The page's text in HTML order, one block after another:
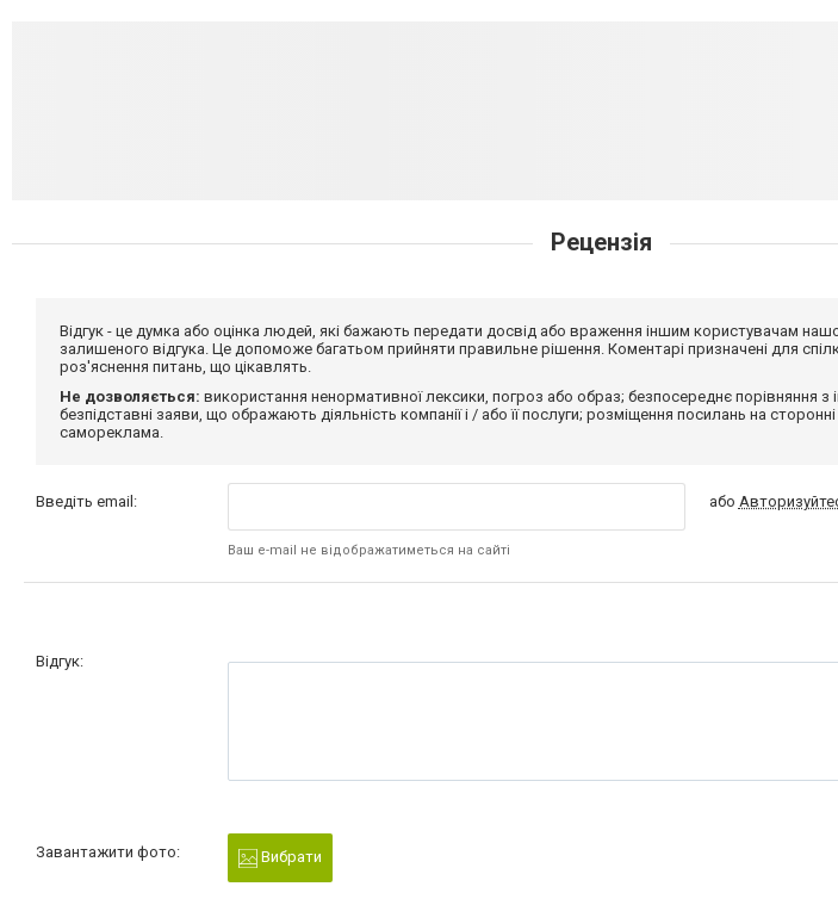
Рецензія
Відгук - це думка або оцінка людей, які бажають передати досвід або враження іншим користувачам
залишеного відгука. Це допоможе багатьом прийняти правильне рішення. Коментарі призначені для
роз'яснення питань, що цікавлять.
Не дозволяється: використання ненормативної лексики, погроз або образ; безпосереднє порівняння
безпідставні заяви, що ображають діяльність компанії і / або її послуги; розміщення посилань на
самореклама.
Введіть email:
Ваш e-mail не відображатиметься на сайті
або
Відгук:
Завантажити фото: Вибрати